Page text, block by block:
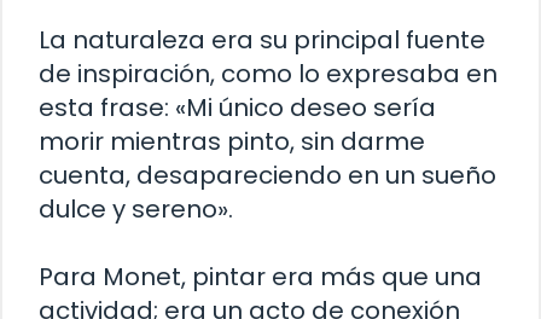
La naturaleza era su principal fuente
de inspiración, como lo expresaba en
esta frase: «Mi único deseo sería
morir mientras pinto, sin darme
cuenta, desapareciendo en un sueño
dulce y sereno».
Para Monet, pintar era más que una
actividad; era un acto de conexión